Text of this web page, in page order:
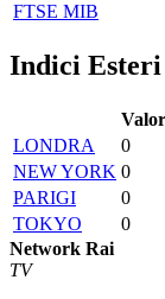
FTSE MIB
Indici Esteri
LONDRA
0
NEW YORK 0
PARIGI
0
TOKYO
0
Network Rai
TV